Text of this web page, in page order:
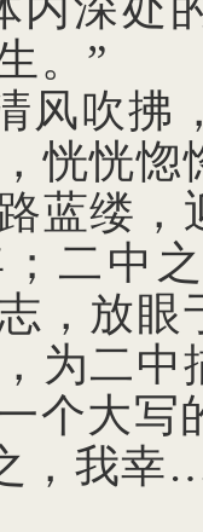
。”
风吹拂
恍恍
蓝缕
二中
，放
为二
个大写
，我